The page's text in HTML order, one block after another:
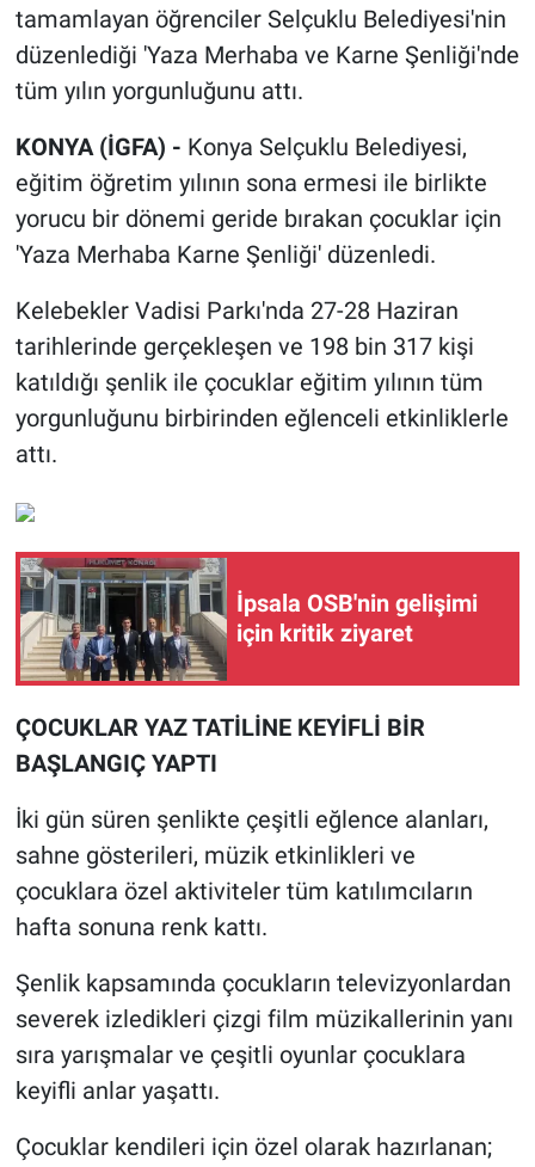
tamamlayan öğrenciler Selçuklu Belediyesi'nin
düzenlediği 'Yaza Merhaba ve Karne Şenliği'nde
tüm yılın yorgunluğunu attı.
KONYA (İGFA) - Konya Selçuklu Belediyesi,
eğitim öğretim yılının sona ermesi ile birlikte
yorucu bir dönemi geride bırakan çocuklar için
'Yaza Merhaba Karne Şenliği' düzenledi.
Kelebekler Vadisi Parkı'nda 27-28 Haziran
tarihlerinde gerçekleşen ve 198 bin 317 kişi
katıldığı şenlik ile çocuklar eğitim yılının tüm
yorgunluğunu birbirinden eğlenceli etkinliklerle
attı.
İpsala OSB'nin gelişimi
için kritik ziyaret
ÇOCUKLAR YAZ TATİLİNE KEYİFLİ BİR
BAŞLANGIÇ YAPTI
İki gün süren şenlikte çeşitli eğlence alanları,
sahne gösterileri, müzik etkinlikleri ve
çocuklara özel aktiviteler tüm katılımcıların
hafta sonuna renk kattı.
Şenlik kapsamında çocukların televizyonlardan
severek izledikleri çizgi film müzikallerinin yanı
sıra yarışmalar ve çeşitli oyunlar çocuklara
keyifli anlar yaşattı.
Çocuklar kendileri için özel olarak hazırlanan;